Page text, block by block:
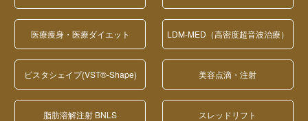
医療痩身・医療ダイエット LDM-MED（高密度超音波治療）
ビスタシェイプ(VST®-Shape) 美容点滴・注射
脂肪溶解注射 BNLS スレッドリフト